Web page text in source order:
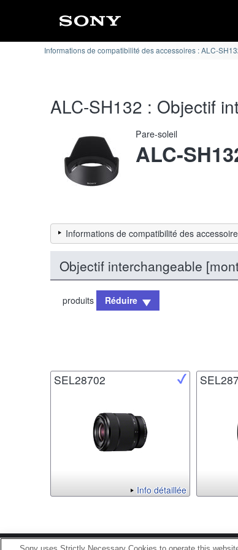
Informations de compatibilité des accessoires : ALC-
ALC-SH132 : Objectif
Pare-soleil
ALC-
Informations de compatibilité des
Objectif interchangeable
produits Réduire
SEL28702
Info détaillée